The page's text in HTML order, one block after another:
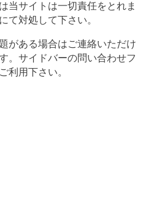
当サイトは一切責任をとれま
て対処して下さい。
がある場合はご連絡いただけ
。サイドバーの問い合わせフ
利用下さい。